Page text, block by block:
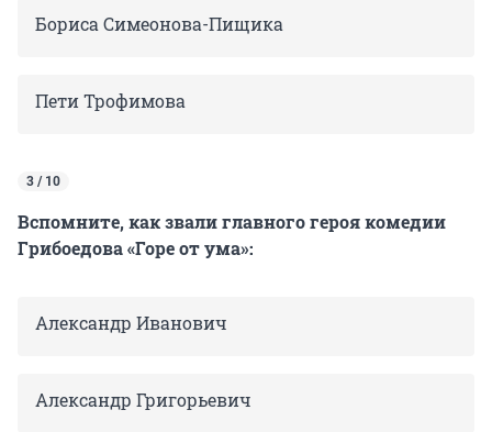
Бориса Симеонова-Пищика
Пети Трофимова
3 / 10
Вспомните, как звали главного героя комедии
Грибоедова «Горе от ума»:
Александр Иванович
Александр Григорьевич